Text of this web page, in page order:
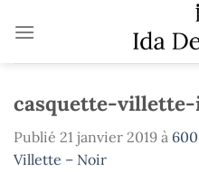
casquette-villette-
Publié 21 janvier 2019 à
Villette – Noir